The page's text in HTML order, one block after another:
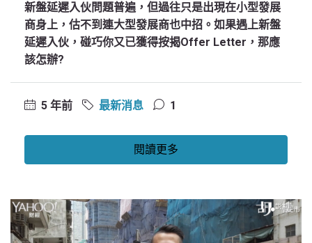
新盤延遲入伙問題普遍，但過往只是出現在小型發展
商身上，估不到連大型發展商也中招。如果遇上新盤
延遲入伙，碰巧你又已獲得按揭Offer Letter，那應
該怎辦?
5 年前 最新消息 1
閱讀更多